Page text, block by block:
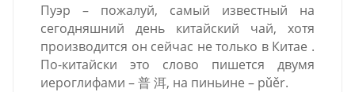
Пуэр – пожалуй, самый известный на
сегодняшний день китайский чай, хотя
производится он сейчас не только в Китае .
По-китайски это слово пишется двумя
иероглифами – 普 洱, на пиньине – pǔěr.